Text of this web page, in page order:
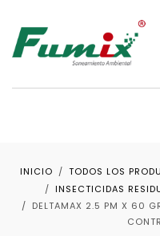
INICIO TODOS LOS
INSECTICIDAS
DELTAMAX 2.5 PM X 60